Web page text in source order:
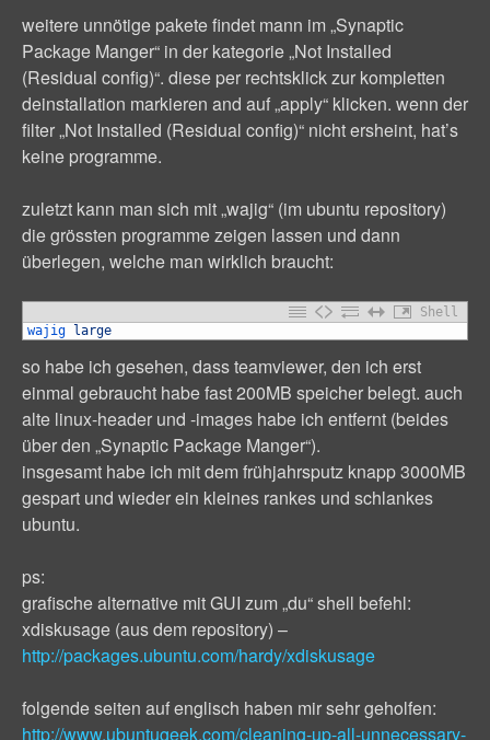
weitere unnötige pakete findet mann im „Synaptic
Package Manger“ in der kategorie „Not Installed
(Residual config)“. diese per rechtsklick zur kompletten
deinstallation markieren and auf „apply“ klicken. wenn der
filter „Not Installed (Residual config)“ nicht ersheint, hat’s
keine programme.
zuletzt kann man sich mit „wajig“ (im ubuntu repository)
die grössten programme zeigen lassen und dann
überlegen, welche man wirklich braucht:
Shell
wajig large
so habe ich gesehen, dass teamviewer, den ich erst
einmal gebraucht habe fast 200MB speicher belegt. auch
alte linux-header und -images habe ich entfernt (beides
über den „Synaptic Package Manger“).
insgesamt habe ich mit dem frühjahrsputz knapp 3000MB
gespart und wieder ein kleines rankes und schlankes
ubuntu.
ps:
grafische alternative mit GUI zum „du“ shell befehl:
xdiskusage (aus dem repository) –
http://packages.ubuntu.com/hardy/xdiskusage
folgende seiten auf englisch haben mir sehr geholfen:
http://www.ubuntugeek.com/cleaning-up-all-unnecessary-